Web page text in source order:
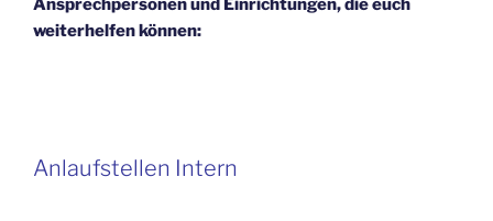
Ansprechpersonen und Einrichtungen, die euch
weiterhelfen können:
Anlaufstellen Intern